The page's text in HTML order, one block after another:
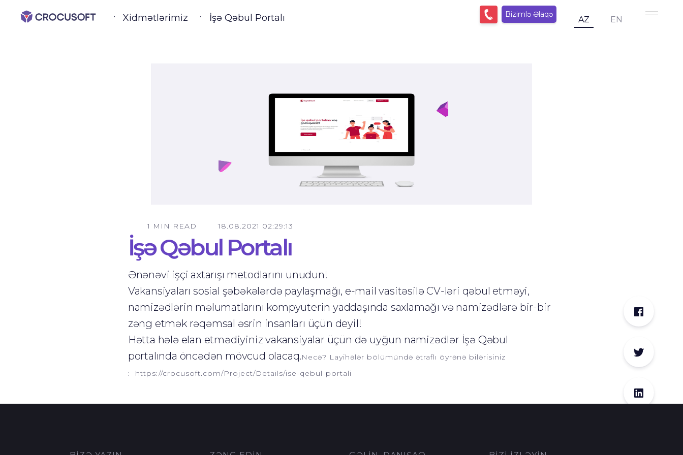
Xidmətlərimiz İşə Qəbul Portalı Bizimlə Əlaqə
AZ EN
1 MIN READ 18.08.2021 02:29:13
İşə Qəbul Portalı
Ənənəvi işçi axtarışı metodlarını unudun!
Vakansiyaları sosial şəbəkələrdə paylaşmağı, e-mail vasitəsilə CV-ləri qəbul etməyi,
namizədlərin məlumatlarını kompyuterin yaddaşında saxlamağı və namizədlərə bir-bir
zəng etmək rəqəmsal əsrin insanları üçün deyil!
Hətta hələ elan etmədiyiniz vakansiyalar üçün də uyğun namizədlər İşə Qəbul
portalında öncədən mövcud olacaq.Necə? Layihələr bölümündə ətraflı öyrənə bilərisiniz
:
https://crocusoft.com/Project/Details/ise-qebul-portali